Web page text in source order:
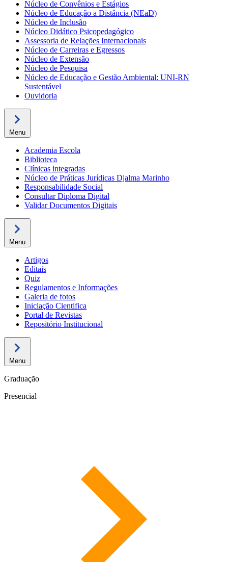
Núcleo de Convênios e Estágios
Núcleo de Educação a Distância (NEaD)
Núcleo de Inclusão
Núcleo Didático Psicopedagógico
Assessoria de Relações Internacionais
Núcleo de Carreiras e Egressos
Núcleo de Extensão
Núcleo de Pesquisa
Núcleo de Educação e Gestão Ambiental: UNI-RN
Sustentável
Ouvidoria
Menu
Academia Escola
Biblioteca
Clínicas integradas
Núcleo de Práticas Jurídicas Djalma Marinho
Responsabilidade Social
Consultar Diploma Digital
Validar Documentos Digitais
Menu
Artigos
Editais
Quiz
Regulamentos e Informações
Galeria de fotos
Iniciação Cientifica
Portal de Revistas
Repositório Institucional
Menu
Graduação
Presencial